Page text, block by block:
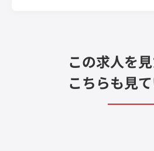
この求人を
こちらも見